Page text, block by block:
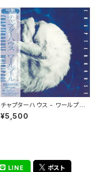
チャプターハウス - ワールプー
ル(LP)
¥5,500
LINE ポスト